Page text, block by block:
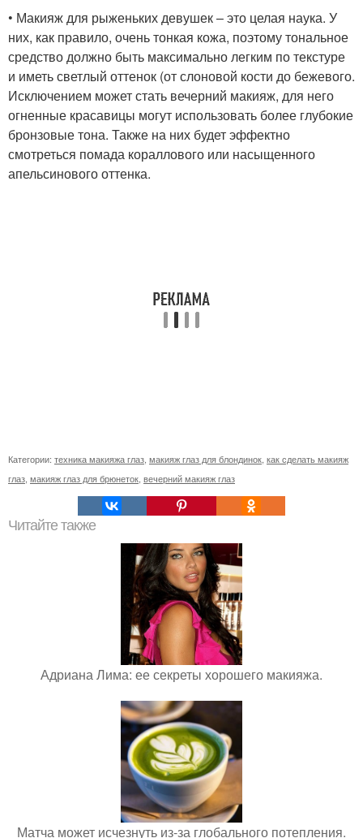
• Макияж для рыженьких девушек – это целая наука. У
них, как правило, очень тонкая кожа, поэтому тональное
средство должно быть максимально легким по текстуре
и иметь светлый оттенок (от слоновой кости до бежевого.
Исключением может стать вечерний макияж, для него
огненные красавицы могут использовать более глубокие
бронзовые тона. Также на них будет эффектно
смотреться помада кораллового или насыщенного
апельсинового оттенка.
Категории: техника макияжа глаз макияж глаз для блондинок как сделать макияж
глаз макияж глаз для брюнеток вечерний макияж глаз
Читайте также
Адриана Лима: ее секреты хорошего макияжа.
Матча может исчезнуть из-за глобального потепления.